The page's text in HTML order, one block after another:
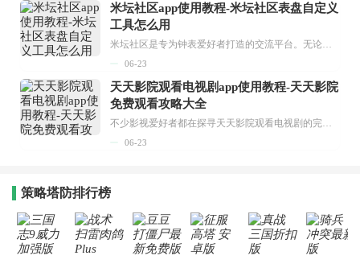
米坛社区app使用教程-米坛社区表盘自定义
工具怎么用
米坛社区是专为钟表爱好者打造的交流平台。无论你是初涉钟表领域的普通爱好者，还是拥有多年收藏经验的资深玩家，都能在此找到属于自己的天地。 无需注册，就能轻松参与其中。通过专业的讨论论坛与丰富的交互功能，你可与世界各地的钟表爱好者畅快交流。若你钟情于钟表，米坛社区无疑是值得一试的理想之选。在这里，你能获取最新的手表资讯，交流见解，提升鉴赏品味，让每一块手表都成为收藏故事中重要的一部分。感兴趣的朋友，不要错过下载机会。...
06-23
天天影院观看电视剧app使用教程-天天影院
免费观看攻略大全
不少影视爱好者都在探寻天天影院观看电视剧的完整方法，结合最新平台使用规则，本篇新手入门攻略全面讲解观看渠道、检索流程、播放设置以及画面模式调整等实用内容。全文适配手机、电脑等主流设备，步骤简洁易懂，无论是初次使用的新手，还是想要优化观影体验的用户，都能参照内容快速上手，熟练掌握平台各项操作技巧，轻松畅享影视内容。...
06-23
策略塔防排行榜